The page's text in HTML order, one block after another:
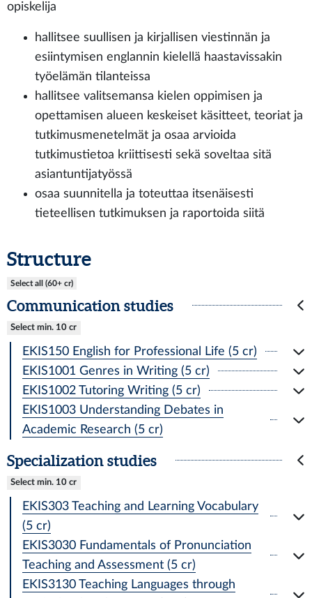
opiskelija
hallitsee suullisen ja kirjallisen viestinnän ja
esiintymisen englannin kielellä haastavissakin
työelämän tilanteissa
hallitsee valitsemansa kielen oppimisen ja
opettamisen alueen keskeiset käsitteet, teoriat ja
tutkimusmenetelmät ja osaa arvioida
tutkimustietoa kriittisesti sekä soveltaa sitä
asiantuntijatyössä
osaa suunnitella ja toteuttaa itsenäisesti
tieteellisen tutkimuksen ja raportoida siitä
Structure
Select all (60+ cr)
Communication studies
Select min. 10 cr
EKIS150 English for Professional Life (5 cr)
EKIS1001 Genres in Writing (5 cr)
EKIS1002 Tutoring Writing (5 cr)
EKIS1003 Understanding Debates in
Academic Research (5 cr)
Specialization studies
Select min. 10 cr
EKIS303 Teaching and Learning Vocabulary
(5 cr)
EKIS3030 Fundamentals of Pronunciation
Teaching and Assessment (5 cr)
EKIS3130 Teaching Languages through